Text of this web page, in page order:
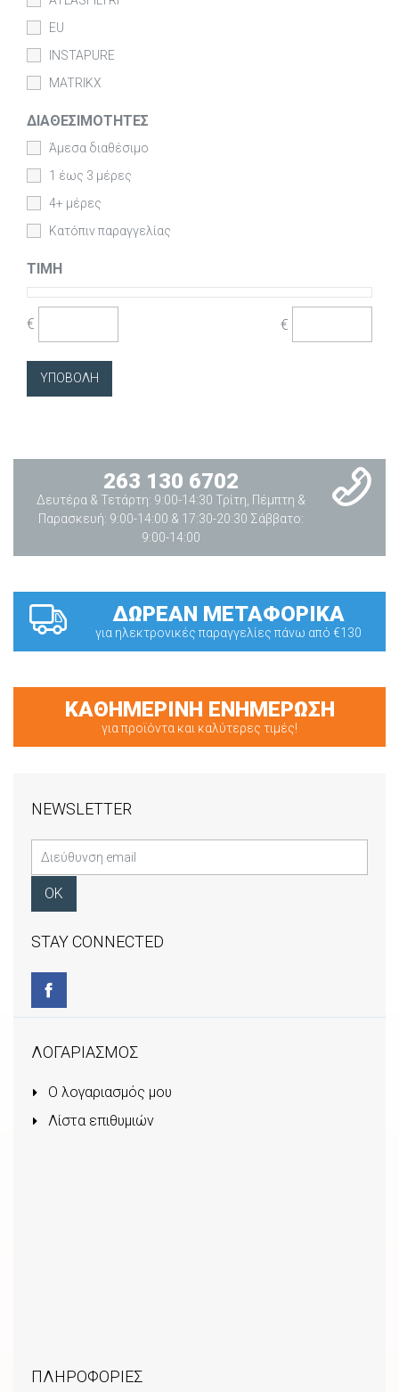
EU
INSTAPURE
MATRIKX
ΔΙΑΘΕΣΙΜΌΤΗΤΕΣ
Άμεσα διαθέσιμο
1 έως 3 μέρες
4+ μέρες
Κατόπιν παραγγελίας
ΤΙΜΉ
€ €
263 130 6702
Δευτέρα & Τετάρτη: 9:00-14:30 Τρίτη, Πέμπτη &
Παρασκευή: 9:00-14:00 & 17:30-20:30 Σάββατο:
9:00-14:00
ΔΩΡΕΑΝ ΜΕΤΑΦΟΡΙΚΑ
για ηλεκτρονικές παραγγελίες πάνω από €130
ΚΑΘΗΜΕΡΙΝΗ ΕΝΗΜΕΡΩΣΗ
για προϊόντα και καλύτερες τιμές!
NEWSLETTER
STAY CONNECTED
ΛΟΓΑΡΙΑΣΜΟΣ
Ο λογαριασμός μου
Λίστα επιθυμιών
ΠΛΗΡΟΦΟΡΙΕΣ